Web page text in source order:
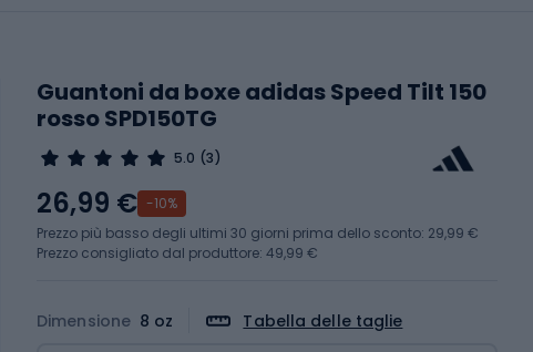
Guantoni da boxe adidas Speed Tilt 150
rosso SPD150TG
5.0 (3)
Dimensione 8 oz Tabella delle taglie
26,99 € -10%
Prezzo più basso degli ultimi 30 giorni prima dello sconto: 29,99 €
Prezzo consigliato dal produttore: 49,99 €